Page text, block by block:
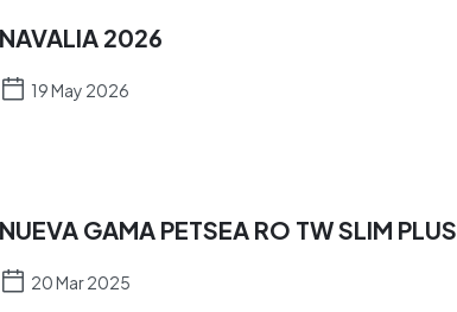
NAVALIA 2026
19 May 2026
NUEVA GAMA PETSEA RO TW SLIM PLUS
20 Mar 2025